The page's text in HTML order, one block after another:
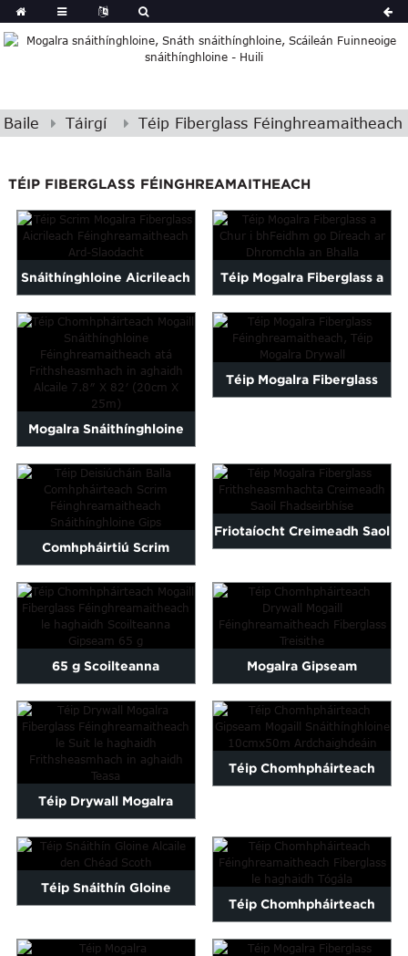
Baile Táirgí Téip Fiberglass Féinghreamaitheach
TÉIP FIBERGLASS FÉINGHREAMAITHEACH
Snáithínghloine Aicrileach
Féinghreamaitheach Ard-
Slaodachta...
Téip Mogalra Fiberglass a
Chuirtear go Díreach ar an
Uisce...
Mogalra Snáithínghloine
Féinghreamaitheach atá
Frithsheasmhach in
aghaidh Alcaile...
Téip Mogalra Fiberglass
Comhpháirtiú Scrim
Féinghreamaitheach
Fiberglass Drywall...
Friotaíocht Creimeadh Saol
65 g Scoilteanna
Gipseamláir
Féinghreamaitheach
Fiberglass M...
Mogalra Gipseam
Féinghreamaitheach
Snáithínghloine Treisithe...
Téip Drywall Mogalra
Fiberglass
Féinghreamaitheach Le...
Téip Chomhpháirteach
10cmx50m Ard...
Téip Snáithín Gloine
Téip Chomhpháirteach
Féinghreamaitheach